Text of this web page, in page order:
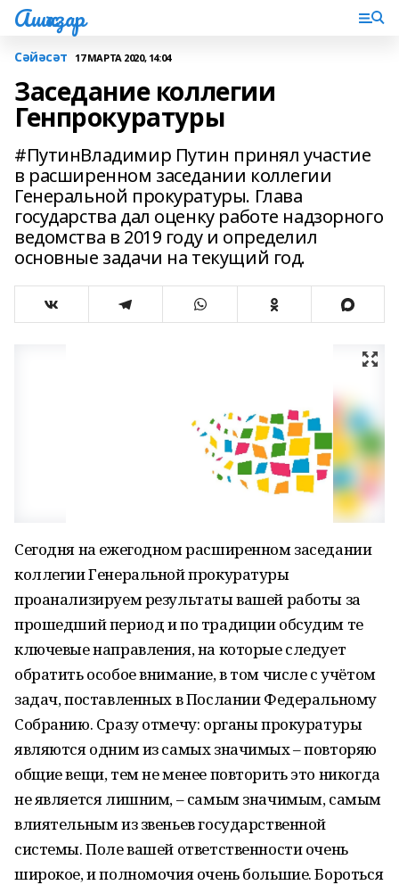
Ашҡаҙар
Сәйәсәт 17 МАРТА 2020, 14:04
Заседание коллегии
Генпрокуратуры
#ПутинВладимир Путин принял участие
в расширенном заседании коллегии
Генеральной прокуратуры. Глава
государства дал оценку работе надзорного
ведомства в 2019 году и определил
основные задачи на текущий год.
Сегодня на ежегодном расширенном заседании
коллегии Генеральной прокуратуры
проанализируем результаты вашей работы за
прошедший период и по традиции обсудим те
ключевые направления, на которые следует
обратить особое внимание, в том числе с учётом
задач, поставленных в Послании Федеральному
Собранию. Сразу отмечу: органы прокуратуры
являются одним из самых значимых – повторяю
общие вещи, тем не менее повторить это никогда
не является лишним, – самым значимым, самым
влиятельным из звеньев государственной
системы. Поле вашей ответственности очень
широкое, и полномочия очень большие. Бороться